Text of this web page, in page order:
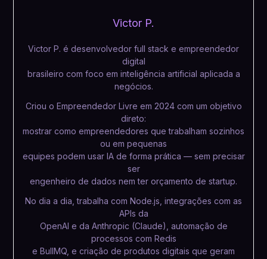
Victor P.
Victor P. é desenvolvedor full stack e empreendedor
digital
brasileiro com foco em inteligência artificial aplicada a
negócios.
Criou o Empreendedor Livre em 2024 com um objetivo
direto:
mostrar como empreendedores que trabalham sozinhos
ou em pequenas
equipes podem usar IA de forma prática — sem precisar
ser
engenheiro de dados nem ter orçamento de startup.
No dia a dia, trabalha com Node.js, integrações com as
APIs da
OpenAI e da Anthropic (Claude), automação de
processos com Redis
e BullMQ, e criação de produtos digitais que geram